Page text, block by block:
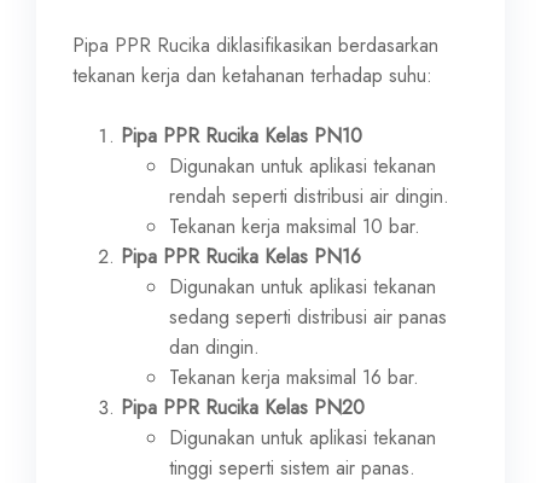
Pipa PPR Rucika diklasifikasikan berdasarkan
tekanan kerja dan ketahanan terhadap suhu:
Pipa PPR Rucika Kelas PN10
Digunakan untuk aplikasi tekanan
rendah seperti distribusi air dingin.
Tekanan kerja maksimal 10 bar.
Pipa PPR Rucika Kelas PN16
Digunakan untuk aplikasi tekanan
sedang seperti distribusi air panas
dan dingin.
Tekanan kerja maksimal 16 bar.
Pipa PPR Rucika Kelas PN20
Digunakan untuk aplikasi tekanan
tinggi seperti sistem air panas.